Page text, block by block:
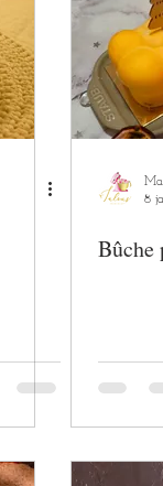
8
Bûche